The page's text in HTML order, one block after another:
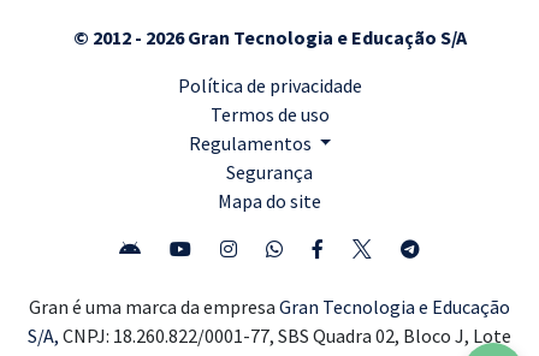
© 2012 - 2026 Gran Tecnologia e Educação S/A
Política de privacidade
Termos de uso
Regulamentos
Segurança
Mapa do site
Gran é uma marca da empresa Gran Tecnologia e Educação
S/A, CNPJ: 18.260.822/0001-77, SBS Quadra 02, Bloco J, Lote